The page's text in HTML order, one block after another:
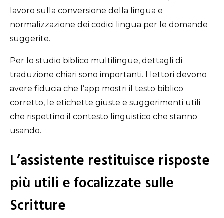
lavoro sulla conversione della lingua e
normalizzazione dei codici lingua per le domande
suggerite.
Per lo studio biblico multilingue, dettagli di
traduzione chiari sono importanti. I lettori devono
avere fiducia che l’app mostri il testo biblico
corretto, le etichette giuste e suggerimenti utili
che rispettino il contesto linguistico che stanno
usando.
L’assistente restituisce risposte
più utili e focalizzate sulle
Scritture